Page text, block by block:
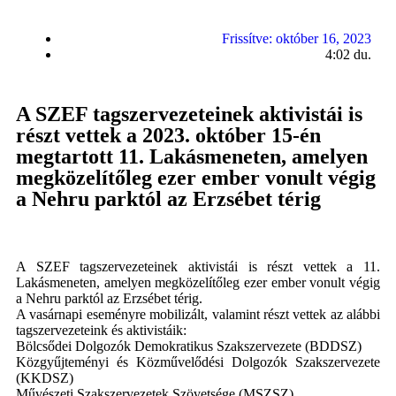
Frissítve: október 16, 2023
4:02 du.
A SZEF tagszervezeteinek aktivistái is
részt vettek a 2023. október 15-én
megtartott 11. Lakásmeneten, amelyen
megközelítőleg ezer ember vonult végig
a Nehru parktól az Erzsébet térig
A SZEF tagszervezeteinek aktivistái is részt vettek a 11.
Lakásmeneten, amelyen megközelítőleg ezer ember vonult végig
a Nehru parktól az Erzsébet térig.
A vasárnapi eseményre mobilizált, valamint részt vettek az alábbi
tagszervezeteink és aktivistáik:
Bölcsődei Dolgozók Demokratikus Szakszervezete (BDDSZ)
Közgyűjteményi és Közművelődési Dolgozók Szakszervezete
(KKDSZ)